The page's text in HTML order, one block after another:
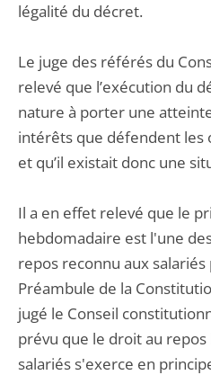
légalité du décret.
Le juge des référés du
relevé que l’exécution du
nature à porter une
intérêts que défendent les
et qu’il existait donc une
Il a en effet relevé que le
hebdomadaire est l'une
repos reconnu aux
Préambule de la
jugé le Conseil
prévu que le droit au
salariés s'exerce en